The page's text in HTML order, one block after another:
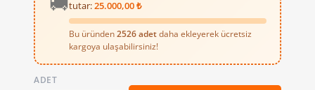
tutar:25.000,00 ₺
Bu üründen 2526 adetdaha ekleyerek ücretsiz
kargoya ulaşabilirsiniz!
ADET